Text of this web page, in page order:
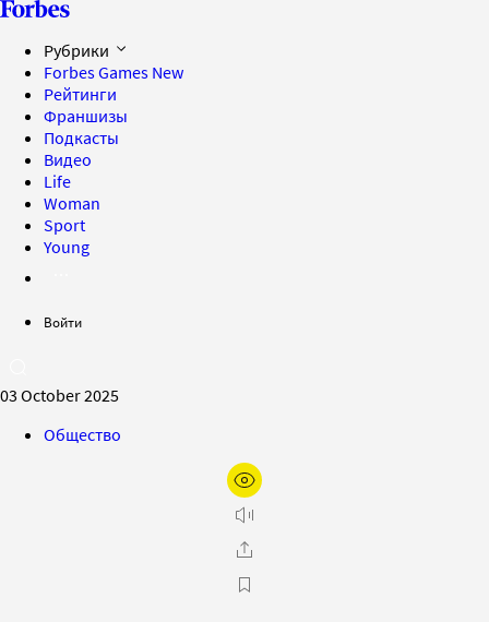
Рубрики
Forbes Games New
Рейтинги
Франшизы
Подкасты
Видео
Life
Woman
Sport
Young
Войти
03 October 2025
Общество